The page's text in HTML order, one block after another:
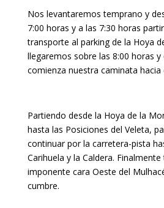
Nos levantaremos temprano y
7:00 horas y a las 7:30 horas
transporte al parking de la Hoya
llegaremos sobre las 8:00 horas
comienza nuestra caminata hacia
Partiendo desde la Hoya de la
hasta las Posiciones del Veleta,
continuar por la carretera-pista
Carihuela y la Caldera.
imponente cara Oeste del
cumbre.